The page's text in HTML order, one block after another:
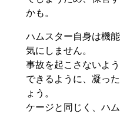
かも。
ハムスター自身は機
気にしません。
事故を起こさないよ
できるように、凝っ
ょう。
ケージと同じく、ハ